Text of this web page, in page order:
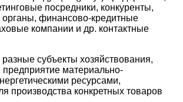
посредники, конкуренты,
органы, финансово-кредитные
компании и др. контактные
субъекты хозяйствования,
материально-
ресурсами,
производства конкретных товаров